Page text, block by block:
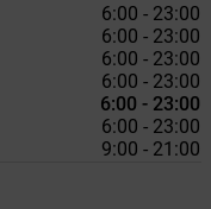
6:00 - 23:00
6:00 - 23:00
6:00 - 23:00
6:00 - 23:00
6:00 - 23:00
6:00 - 23:00
9:00 - 21:00